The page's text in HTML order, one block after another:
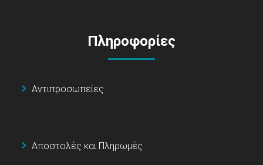
Πληροφορίες
Αντιπροσωπείες
Αποστολές και Πληρωμές